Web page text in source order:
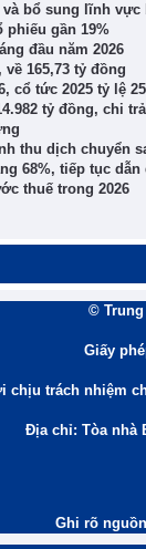
và bổ sung lĩnh
phiếu gần 19%
đầu năm 2026
165,73 tỷ đồng
cổ tức 2025 tỷ lệ
tỷ đồng, chi
thu dịch chuyển
68%, tiếp tục
thuế trong 2026
© Trung
Giấy
chịu trách nhiệm
Địa chỉ: Tòa nhà
Ghi rõ